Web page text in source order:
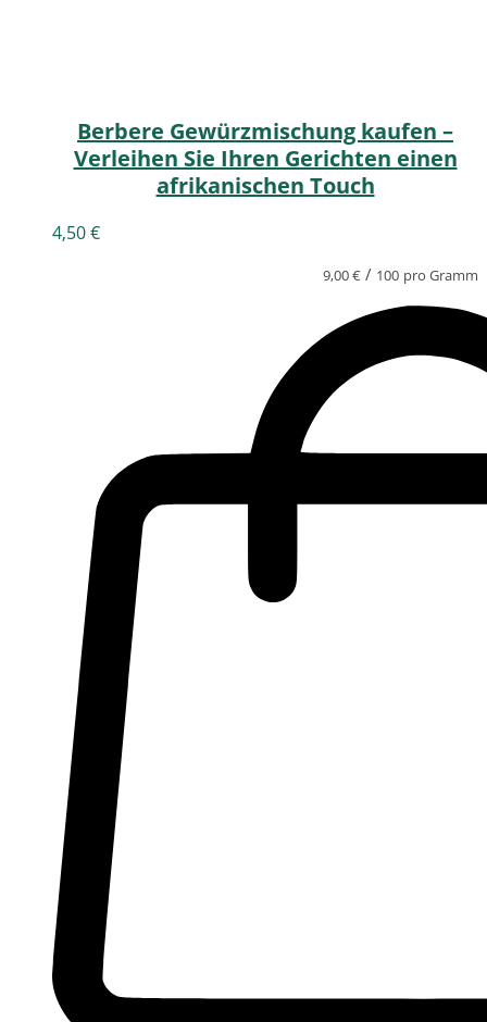
Berbere Gewürzmischung kaufen –
Verleihen Sie Ihren Gerichten einen
afrikanischen Touch
4,50€
9,00€ / 100 pro Gramm